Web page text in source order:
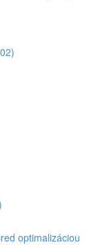
optimalizáciou